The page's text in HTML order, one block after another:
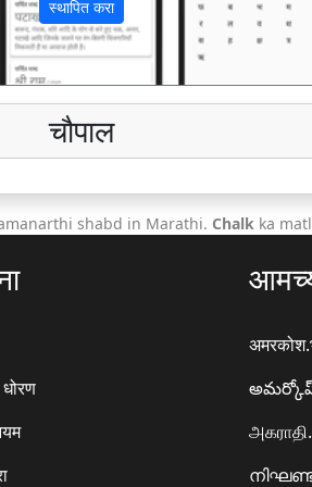
स्थापित करा
चौपाल
shabd in Marathi. Chalk ka
धोरण